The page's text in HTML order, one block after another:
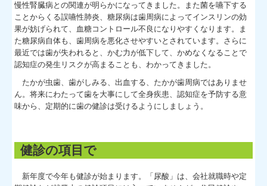
慢性腎臓病との関連が明らかになってきました。また菌を嚥下する
ことからくる誤嚥性肺炎、糖尿病は歯周病によってインスリンの効
果が妨げられて、血糖コントロール不良になりやすくなります。ま
た糖尿病自体も、歯周病を悪化させやすいとされています。さらに
最近では歯が失われると、かむ力が低下して、かめなくなることで
認知症の発生リスクが高まることも、わかってきました。
たかが虫歯、歯がしみる、出血する、たかが歯周病ではありませ
ん。将来にわたって歯を大事にして全身疾患、認知症を予防する意
味から、定期的に歯の健診は受けるようにしましょう。
健診の項目で
新年度で今年も健診が始まります。「尿酸」は、会社就職時や定